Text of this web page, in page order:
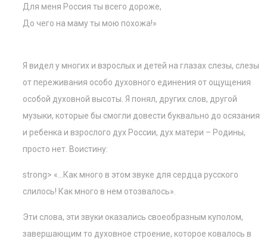
Для меня Россия ты всего дороже,
До чего на маму ты мою похожа!»
Я видел у многих и взрослых и детей на глазах слезы, слезы
от переживания особо духовного единения от ощущения
особой духовной высоты. Я понял, других слов, другой
музыки, которые бы смогли довести буквально до осязания
и ребенка и взрослого дух России, дух матери – Родины,
просто нет. Воистину:
strong> «…Как много в этом звуке для сердца русского
слилось! Как много в нем отозвалось».
Эти слова, эти звуки оказались своеобразным куполом,
завершающим то духовное строение, которое ковалось в